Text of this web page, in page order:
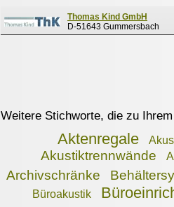
Thomas Kind GmbH
D-51643 Gummersbach
Weitere Stichworte, die zu
Aktenregale
Akustiktrennwände
Archivschränke
Büroakustik